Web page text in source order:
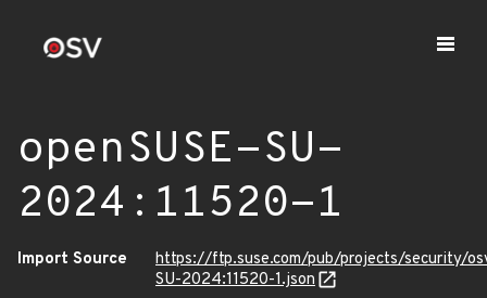
openSUSE-SU-
2024:11520-1
Import Source
https://ftp.suse.com/pub/projects/security/
SU-2024:11520-1.json